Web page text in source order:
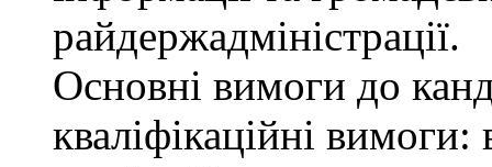
райдержадміністрації.
Основні вимоги до
кваліфікаційні